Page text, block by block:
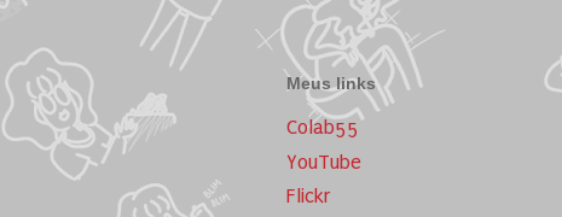
Meus links
Colab55
YouTube
Flickr